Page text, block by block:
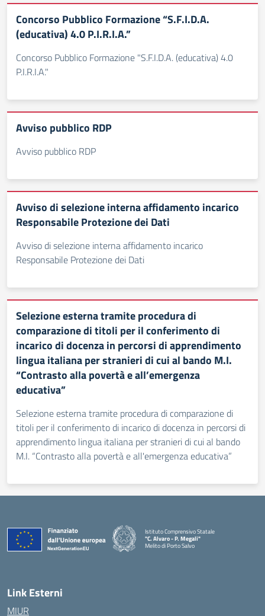
Concorso Pubblico Formazione “S.F.I.D.A.
(educativa) 4.0 P.I.R.I.A.”
Concorso Pubblico Formazione "S.F.I.D.A. (educativa) 4.0
P.I.R.I.A."
Avviso pubblico RDP
Avviso pubblico RDP
Avviso di selezione interna affidamento incarico
Responsabile Protezione dei Dati
Avviso di selezione interna affidamento incarico
Responsabile Protezione dei Dati
Selezione esterna tramite procedura di
comparazione di titoli per il conferimento di
incarico di docenza in percorsi di apprendimento
lingua italiana per stranieri di cui al bando M.I.
“Contrasto alla povertà e all’emergenza
educativa”
Selezione esterna tramite procedura di comparazione di
titoli per il conferimento di incarico di docenza in percorsi di
apprendimento lingua italiana per stranieri di cui al bando
M.I. “Contrasto alla povertà e all'emergenza educativa”
Istituto Comprensivo Statale
"C. Alvaro - P. Megali"
Melito di Porto Salvo
Link Esterni
MIUR